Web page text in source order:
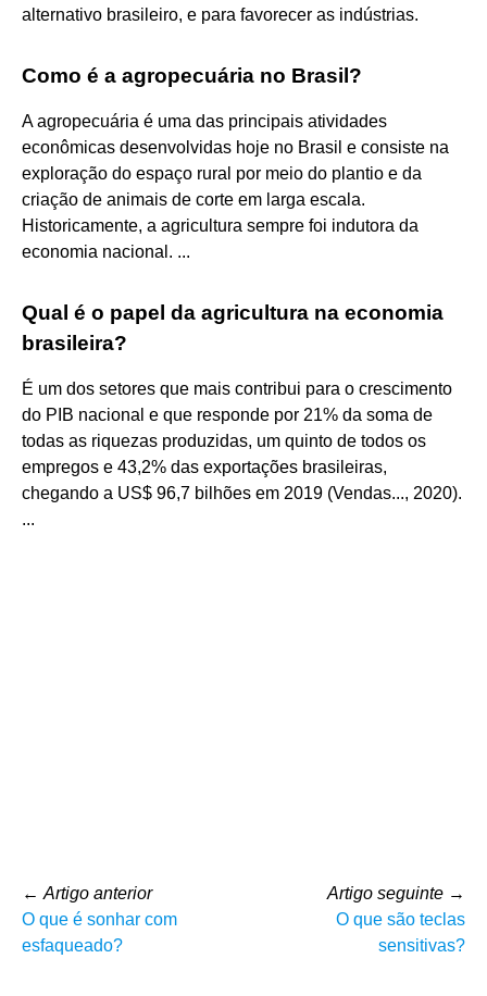
alternativo brasileiro, e para favorecer as indústrias.
Como é a agropecuária no Brasil?
A agropecuária é uma das principais atividades
econômicas desenvolvidas hoje no Brasil e consiste na
exploração do espaço rural por meio do plantio e da
criação de animais de corte em larga escala.
Historicamente, a agricultura sempre foi indutora da
economia nacional. ...
Qual é o papel da agricultura na economia
brasileira?
É um dos setores que mais contribui para o crescimento
do PIB nacional e que responde por 21% da soma de
todas as riquezas produzidas, um quinto de todos os
empregos e 43,2% das exportações brasileiras,
chegando a US$ 96,7 bilhões em 2019 (Vendas..., 2020).
...
← Artigo anterior
O que é sonhar com
esfaqueado?
Artigo seguinte →
O que são teclas
sensitivas?